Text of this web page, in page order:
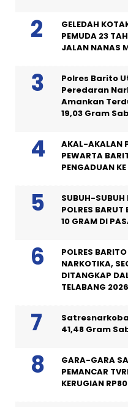
GELEDAH
PEMUDA 23
JALAN NANAS
Polres Barito
Peredaran
Amankan
19,03 Gram
AKAL-AKALAN
PEWARTA
PENGADUAN
SUBUH-SUBUH
POLRES
10 GRAM DI
POLRES
NARKOTIKA,
DITANGKAP
TELABANG 2026
41,48 Gram
GARA-GARA
PEMANCAR
KERUGIAN